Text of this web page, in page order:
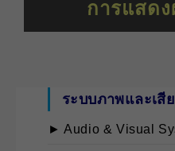
การแสด
ระบบภาพและเสี
► Audio & Visual